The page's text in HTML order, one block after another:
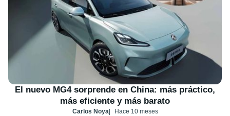
El nuevo MG4 sorprende en China: más práctico,
más eficiente y más barato
Carlos Noya Hace 10 meses